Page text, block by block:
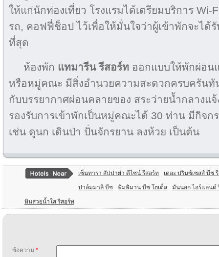
ให้แก่นักท่องเที่ยว โรงแรมได้เตรียมบริการ
รถ, คอฟฟี่ช็อป ไว้เพื่อให้มั่นใจว่าผู้เข้าพักจะได้
ที่สุด
ห้องพัก แทมารีน รีสอร์ท ออกแบบให้พักผ่อน
หรือหมู่คณะ มีสิ่งอำนวยความสะดวกครบครัน
กับบรรยากาศผ่อนคลายของ สระว่ายน้ำกลางแ
รองรับการเข้าพักเป็นหมู่คณะได้ 30 ท่าน มีกิจก
เช่น ดูนก เดินป่า ปั่นจักรยาน ลงห้วย เป็นต้น
เซ็นทารา สัปปาย่า ดีไซน์ รีสอร์ท เดอะ ปรินซ์เซสส์ บีช
ปาล์มมาลี บีช พิมพิมาน บีช โฮเต็ล มันนอก ไอร์แลนด์
หินสวยน้ำใส รีสอร์ท
ข้อความ *